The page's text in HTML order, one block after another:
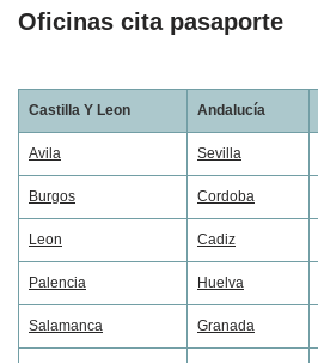
Oficinas cita pasaporte
Castilla Y Leon Andalucía
Avila Sevilla
Burgos Cordoba
Leon Cadiz
Palencia Huelva
Salamanca Granada